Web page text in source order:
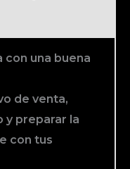
con una buena
de venta,
y preparar la
con tus